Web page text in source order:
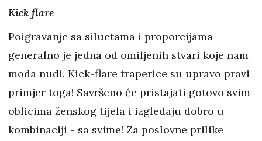
Kick flare
Poigravanje sa siluetama i proporcijama
generalno je jedna od omiljenih stvari koje nam
moda nudi. Kick-flare traperice su upravo pravi
primjer toga! Savršeno će pristajati gotovo svim
oblicima ženskog tijela i izgledaju dobro u
kombinaciji - sa svime! Za poslovne prilike